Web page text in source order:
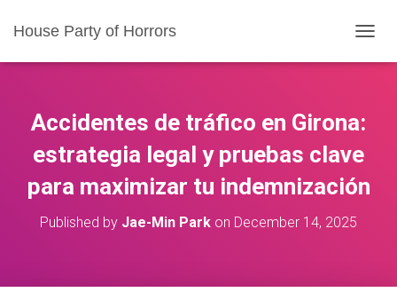
House Party of Horrors
O
E
V
I
Accidentes de tráfico en Girona:
estrategia legal y pruebas clave
para maximizar tu indemnización
Published by Jae-Min Park on December 14, 2025